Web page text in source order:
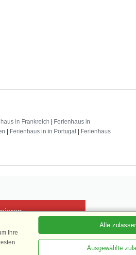
in Frankreich
Ferienhaus in
Ferienhaus in in Portugal
Ferienhaus
Ihre
Alle
Ausgewählte